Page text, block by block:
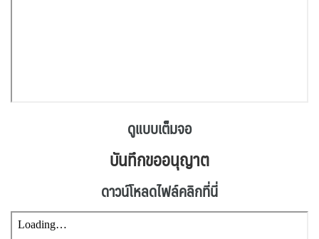
ดูแบบเต็มจอ
บันทึกขออนุญาต
ดาวน์โหลดไฟล์คลิกที่นี่